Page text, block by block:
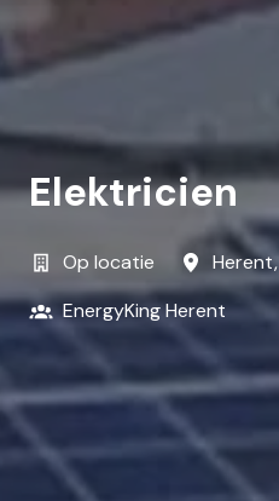
Elektricien
Op locatie Herent,
EnergyKing Herent